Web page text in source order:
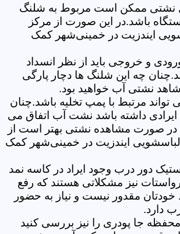
نشتی ممکن است مربوط به شلنگ
باشد.در این صورت از مرکز
ایندزیت در خمینی‌شهر کمک
و خروجی باید از نظر انسداد
چه این شلنگ ها دچار پارگی
نشتی آب خواهید بود.
تواند مرتبط با پمپ تخلیه باشد.چنان
داشته باشد نشت آب اتفاق می
در صورت مشاهده نشتی بهتر است از
لباسشویی ایندزیت در خمینی‌شهر کمک
دور درب وجود ایراد در کاسه نمد
نیز مشکلاتی هستند که رفع
مقدور نیست و نیاز به حضور
دارد.
جا پودری را نیز بررسی کنید